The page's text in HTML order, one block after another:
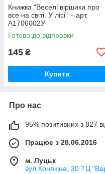
Книжка "Веселі віршики про
все на світі. У лісі" – арт.
А1706002У
Готово до відправки
145 ₴
Купити
Про нас
95% позитивних з 827
Працює з 28.06.2016
м. Луцьк
вул.Конякіна, 30 ТЦ